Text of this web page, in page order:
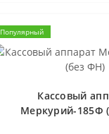
Популярный
Кассовый
Меркурий-185Ф